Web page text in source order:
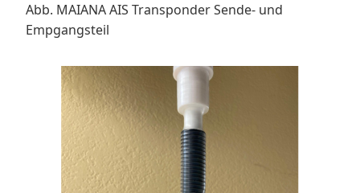
Abb. MAIANA AIS Transponder Sende- und
Empgangsteil